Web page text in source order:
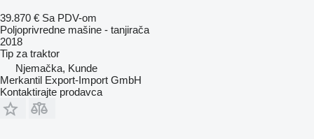
39.870 € Sa PDV-om
Poljoprivredne mašine - tanjirača
2018
Tip za traktor
Njemačka, Kunde
Merkantil Export-Import GmbH
Kontaktirajte prodavca